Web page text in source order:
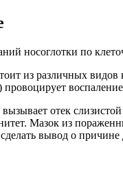
носоглотки по
из различных
отек
Мазок из
вывод о причине